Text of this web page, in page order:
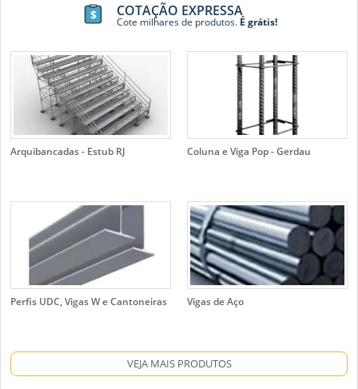
COTAÇÃO EXPRESSA
Cote milhares de produtos.É grátis!
Arquibancadas - Estub RJ Coluna e Viga Pop - Gerdau
Perfis UDC, Vigas W e Cantoneiras Vigas de Aço
VEJA MAIS PRODUTOS